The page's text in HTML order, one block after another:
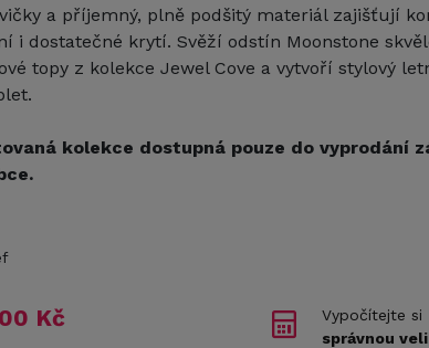
a příjemný, plně podšitý materiál zajišťují
i dostatečné krytí. Svěží odstín Moonstone
topy z kolekce Jewel Cove a vytvoří stylový
kolekce dostupná pouze do vyprodání
Kč
Vypočítejte si
správnou